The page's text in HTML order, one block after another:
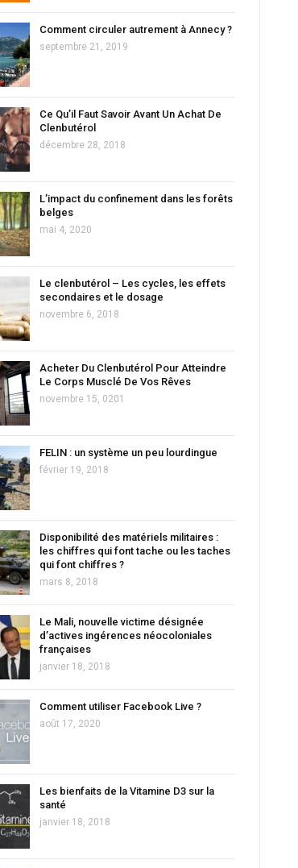
Comment circuler autrement à Annecy ?
septembre 21, 2019
Ce Qu’il Faut Savoir Avant Un Achat De
Clenbutérol
décembre 28, 2018
L’impact du confinement dans les forêts
belges
mai 4, 2020
Le clenbutérol – Les cycles, les effets
secondaires et le dosage
novembre 6, 2018
Acheter Du Clenbutérol Pour Atteindre
Le Corps Musclé De Vos Rêves
novembre 15, 0201
FELIN : un système un peu lourdingue
février 19, 2018
Disponibilité des matériels militaires :
les chiffres qui font tache ou les taches
qui font chiffres ?
mars 8, 2018
Le Mali, nouvelle victime désignée
d’actives ingérences néocoloniales
françaises
janvier 18, 2018
Comment utiliser Facebook Live ?
août 17, 2020
Les bienfaits de la Vitamine D3 sur la
santé
janvier 18, 2018